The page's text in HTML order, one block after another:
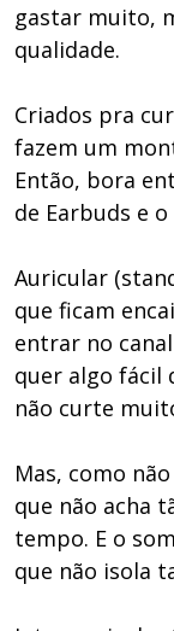
gastar muito,
qualidade.
Criados pra
fazem um
Então, bora
de Earbuds e
Auricular
que ficam
entrar no
quer algo fácil
não curte
Mas, como
que não acha
tempo. E o
que não isola